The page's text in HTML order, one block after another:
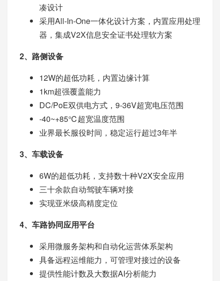
凑设计
采用All-In-One一体化设计方案，内置应用处理
器，集成V2X信息安全证书处理软方案
2、路侧设备
12W的超低功耗，内置边缘计算
1km超强覆盖能力
DC/PoE双供电方式，9-36V超宽电压范围
-40~+85℃超宽温度范围
业界最长服役时间，稳定运行超过3年半
3、车载设备
6W的超低功耗，支持数十种V2X安全应用
三十余款自动驾驶车辆对接
实现亚米级高精度定位
4、车路协同应用平台
采用微服务架构和自动化运营体系架构
具备远程运维能力，可管理对接过的设备
提供性能计数及大数据AI分析能力